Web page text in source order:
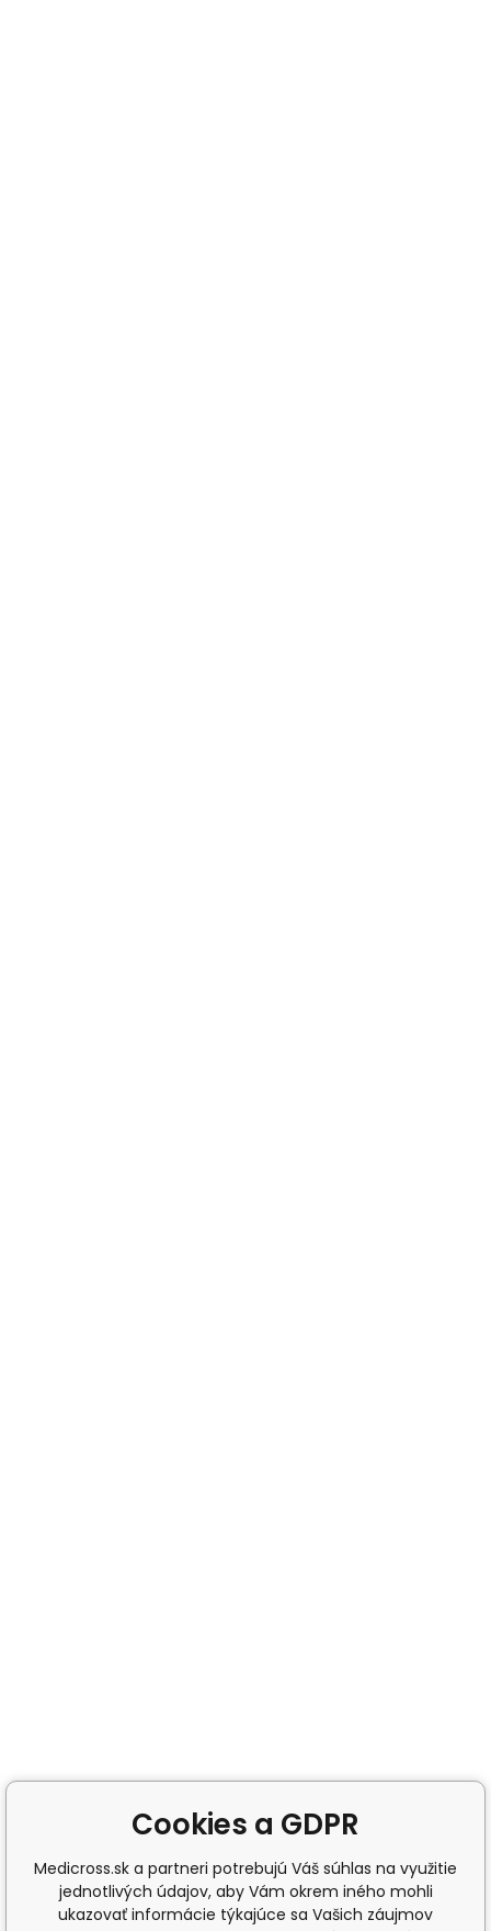
Cookies a GDPR
Medicross.sk a partneri potrebujú Váš súhlas na využitie
jednotlivých údajov, aby Vám okrem iného mohli
ukazovať informácie týkajúce sa Vašich záujmov